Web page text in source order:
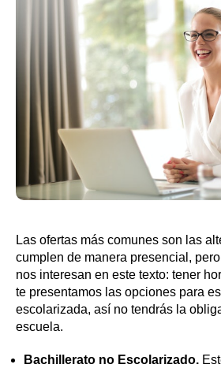
Las ofertas más comunes son las
cumplen de manera presencial,
nos interesan en este texto: tener
te presentamos las opciones para
escolarizada, así no tendrás la
escuela.
Bachillerato no Escolarizado.